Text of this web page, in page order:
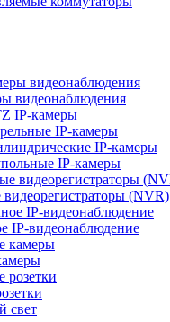
видеонаблюдения
IP-камеры
IP-камеры
IP-камеры
IP-камеры
видеорегистраторы (NVR)
IP-видеонаблюдение